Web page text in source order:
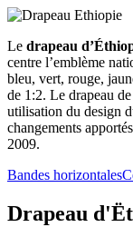
Le drapeau
centre l’emblème
bleu, vert, rouge,
de 1:2. Le drapeau
utilisation du design
changements
2009.
Bandes horizontales
Drapeau